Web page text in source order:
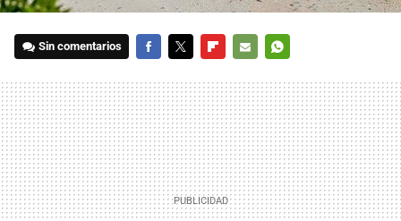
Sin comentarios
MAIL